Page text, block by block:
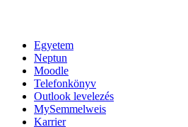
Egyetem
Neptun
Moodle
Telefonkönyv
Outlook levelezés
MySemmelweis
Karrier